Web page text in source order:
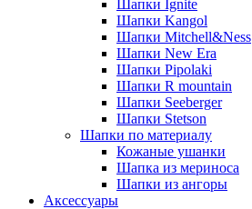
Шапки Ignite
Шапки Kangol
Шапки Mitchell&Ness
Шапки New Era
Шапки Pipolaki
Шапки R mountain
Шапки Seeberger
Шапки Stetson
Шапки по материалу
Кожаные ушанки
Шапка из мериноса
Шапки из ангоры
Аксессуары